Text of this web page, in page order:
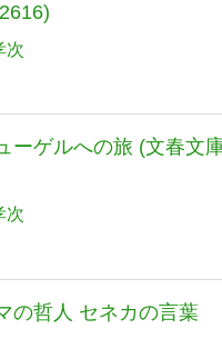
次
ーゲルへの旅 (文春文
次
の哲人 セネカの言葉